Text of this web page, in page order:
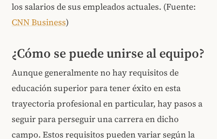
los salarios de sus empleados actuales. (Fuente:
CNN Business)
¿Cómo se puede unirse al equipo?
Aunque generalmente no hay requisitos de
educación superior para tener éxito en esta
trayectoria profesional en particular, hay pasos a
seguir para perseguir una carrera en dicho
campo. Estos requisitos pueden variar según la